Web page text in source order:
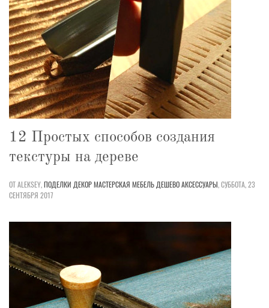
12 Простых способов создания
текстуры на дереве
ОТ ALEKSEY,ПОДЕЛКИ ДЕКОРМАСТЕРСКАЯ МЕБЕЛЬ ДЕШЕВОАКСЕССУАРЫ,СУББОТА, 23
СЕНТЯБРЯ 2017